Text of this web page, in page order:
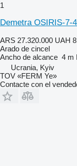
1
Demetra OSIRIS-7-
ARS 27.320.000 UAH
Arado de cincel
Ancho de alcance 4 m
Ucrania, Kyiv
TOV «FERM Ye»
Contacte con el